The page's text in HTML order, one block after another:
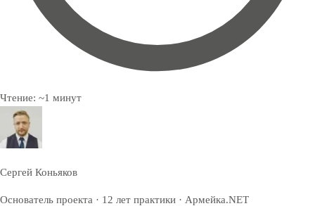
Чтение: ~1 минут
Сергей Коньяков
Основатель проекта · 12 лет практики · Армейка.NET